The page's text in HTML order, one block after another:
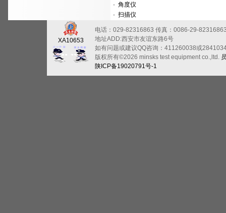
· 角度仪
· 扫描仪
XA10653
电话：029-82316863 传真：0086-29-
地址ADD:西安市友谊东路6号
如有问题或建议QQ咨询：411260038或
版权所有©2026 minsks test equipment co.,ltd.
陕ICP备19020791号-1